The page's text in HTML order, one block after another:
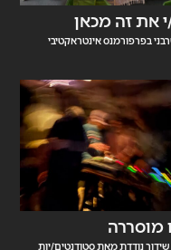
את זה מכאן
בפרפורמנס אינטראקטיבי
מוסררה
נודדת מאת סטודנטים/יות